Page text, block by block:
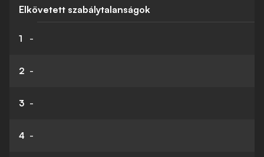
Elkövetett szabálytalanságok
1 -
2 -
3 -
4 -